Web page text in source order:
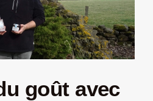
goût avec